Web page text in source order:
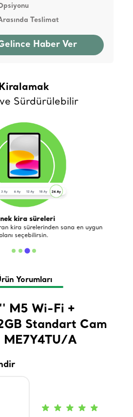
Teslimat
Haber Ver
Sürdürülebilir
kira süreleri
kira sürelerinden sana en uygun
seçebilirsin.
Yorumları
M5 Wi-Fi +
Standart Cam
ME7Y4TU/A